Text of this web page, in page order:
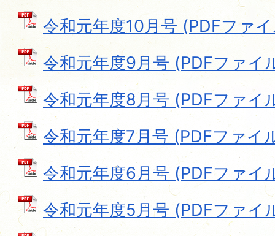
令和元年度10月号 (PDFファ
令和元年度9月号 (PDFファイ
令和元年度8月号 (PDFファイ
令和元年度7月号 (PDFファイ
令和元年度6月号 (PDFファイ
令和元年度5月号 (PDFファイ